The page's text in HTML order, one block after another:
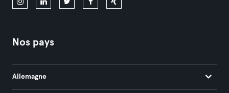
Nos pays
Allemagne